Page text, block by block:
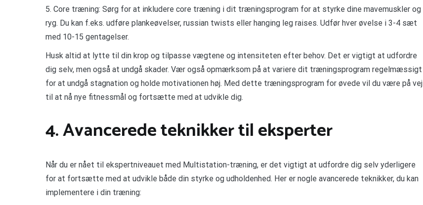
5. Core træning: Sørg for at inkludere core træning i dit træningsprogram for at styrke dine mavemuskler og
ryg. Du kan f.eks. udføre plankeøvelser, russian twists eller hanging leg raises. Udfør hver øvelse i 3-4 sæt
med 10-15 gentagelser.
Husk altid at lytte til din krop og tilpasse vægtene og intensiteten efter behov. Det er vigtigt at udfordre
dig selv, men også at undgå skader. Vær også opmærksom på at variere dit træningsprogram regelmæssigt
for at undgå stagnation og holde motivationen høj. Med dette træningsprogram for øvede vil du være på vej
til at nå nye fitnessmål og fortsætte med at udvikle dig.
4. Avancerede teknikker til eksperter
Når du er nået til ekspertniveauet med Multistation-træning, er det vigtigt at udfordre dig selv yderligere
for at fortsætte med at udvikle både din styrke og udholdenhed. Her er nogle avancerede teknikker, du kan
implementere i din træning: